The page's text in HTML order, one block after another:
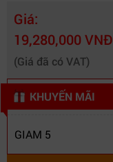
Giá:
19,280,000 VNĐ
(Giá đã có VAT)
KHUYẾN MÃI
GIAM 5